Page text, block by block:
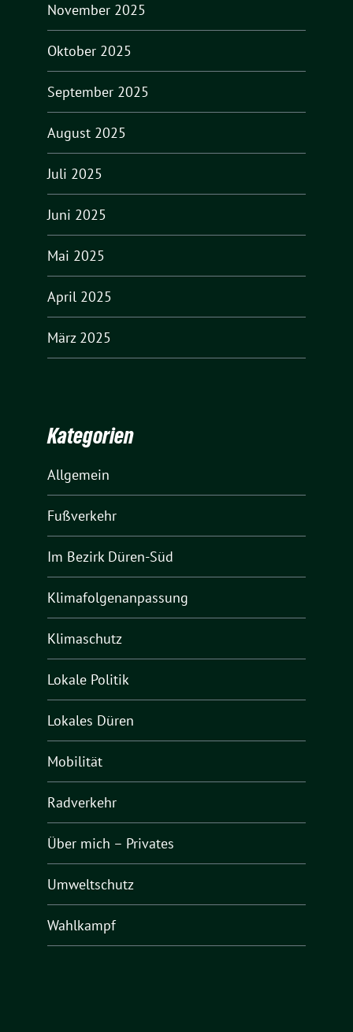
November 2025
Oktober 2025
September 2025
August 2025
Juli 2025
Juni 2025
Mai 2025
April 2025
März 2025
Kategorien
Allgemein
Fußverkehr
Im Bezirk Düren-Süd
Klimafolgenanpassung
Klimaschutz
Lokale Politik
Lokales Düren
Mobilität
Radverkehr
Über mich – Privates
Umweltschutz
Wahlkampf